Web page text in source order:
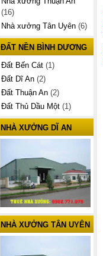
(16)
Nhà xưởng Tân Uyên (6)
ĐẤT NỀN BÌNH DƯƠNG
Đất Bến Cát (1)
Đất Dĩ An (2)
Đất Thuận An (2)
Đất Thủ Dầu Một (1)
NHÀ XƯỞNG DĨ AN
NHÀ XƯỞNG TÂN UYÊN